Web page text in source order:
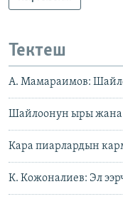
Тектеш
А. Мамараимов:
Шайлоонун ыры
Кара пиарлардын
К. Кожоналиев: Эл